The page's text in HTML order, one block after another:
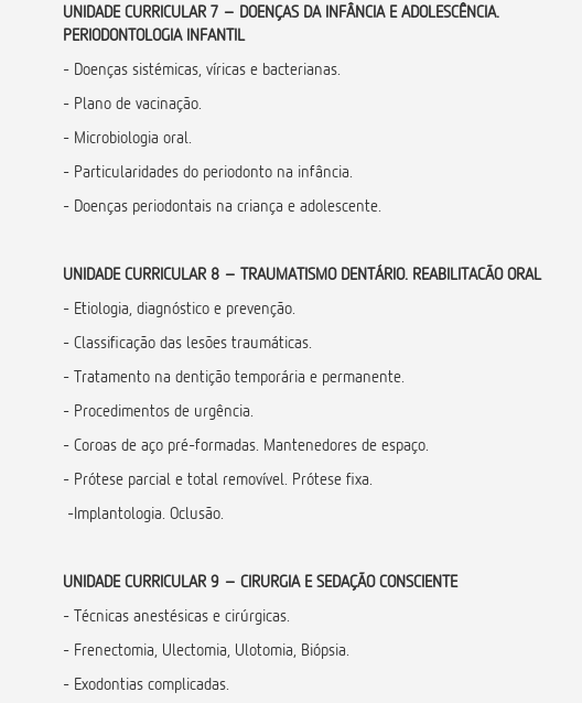
UNIDADE CURRICULAR 7 – DOENÇAS DA INFÂNCIA E ADOLESCÊNCIA.
PERIODONTOLOGIA INFANTIL
- Doenças sistémicas, víricas e bacterianas.
- Plano de vacinação.
- Microbiologia oral.
- Particularidades do periodonto na infância.
- Doenças periodontais na criança e adolescente.
UNIDADE CURRICULAR 8 – TRAUMATISMO DENTÁRIO. REABILITACÃO ORAL
- Etiologia, diagnóstico e prevenção.
- Classificação das lesões traumáticas.
- Tratamento na dentição temporária e permanente.
- Procedimentos de urgência.
- Coroas de aço pré-formadas. Mantenedores de espaço.
- Prótese parcial e total removível. Prótese fixa.
-Implantologia. Oclusão.
UNIDADE CURRICULAR 9 – CIRURGIA E SEDAÇÃO CONSCIENTE
- Técnicas anestésicas e cirúrgicas.
- Frenectomia, Ulectomia, Ulotomia, Biópsia.
- Exodontias complicadas.